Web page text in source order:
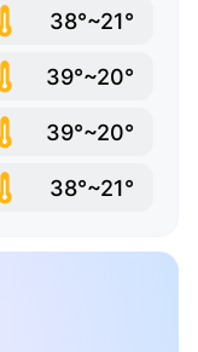
38°~21°
39°~20°
39°~20°
38°~21°